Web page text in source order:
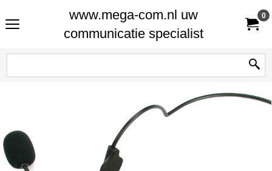
www.mega-com.nl uw
communicatie specialist
0